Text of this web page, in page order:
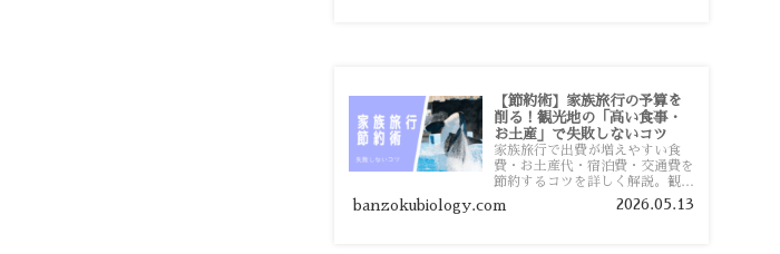
【節約術】家族旅行の予算を
削る！観光地の「高い食事・
お土産」で失敗しないコツ
家族旅行で出費が増えやすい食
費・お土産代・宿泊費・交通費を
節約するコツを詳しく解説。観光
地価格を避ける方法や、早割・ス
ーパー活用術、予算管理のポイン
banzokubiology.com 2026.05.13